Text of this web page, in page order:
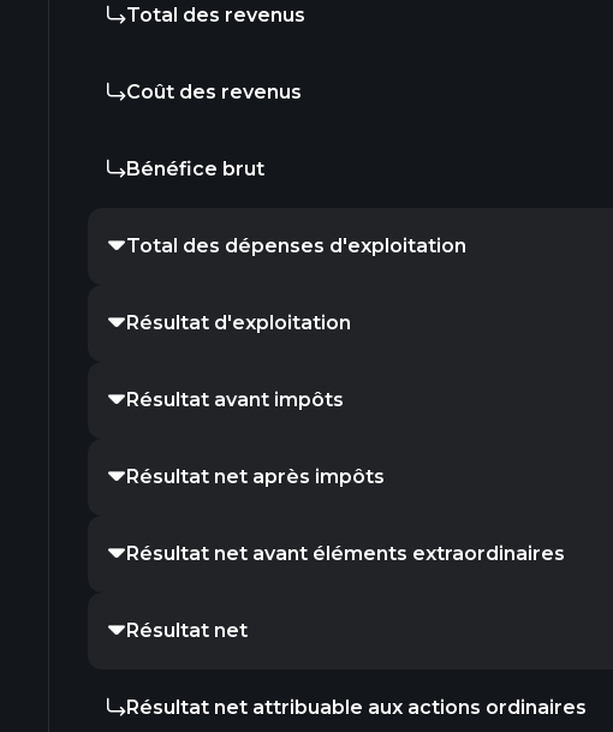
Total des revenus
Coût des revenus
Bénéfice brut
Total des dépenses d'exploitation
Résultat d'exploitation
Résultat avant impôts
Résultat net après impôts
Résultat net avant éléments extraordinaires
Résultat net
Résultat net attribuable aux actions ordinaires